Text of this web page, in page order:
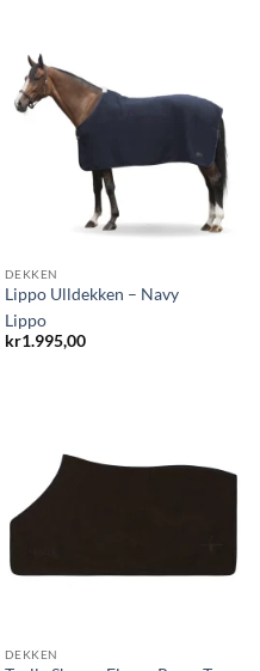
DEKKEN
Lippo Ulldekken – Navy
Lippo
kr1.995,00
DEKKEN